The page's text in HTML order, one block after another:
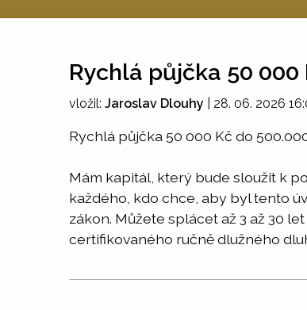
Rychlá půjčka 50
vložil: Jaroslav Dlouhy 28. 06. 2026
Rychlá půjčka 50 000 Kč do
Mám kapitál, který bude sloužit k
každého, kdo chce, aby byl tento
zákon. Můžete splácet až 3 až 30
certifikovaného ručně dlužného